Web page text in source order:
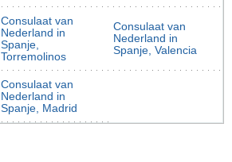
Consulaat van
Nederland in
Spanje,
Torremolinos
Consulaat van
Nederland in
Spanje, Valencia
Consulaat van
Nederland in
Spanje, Madrid